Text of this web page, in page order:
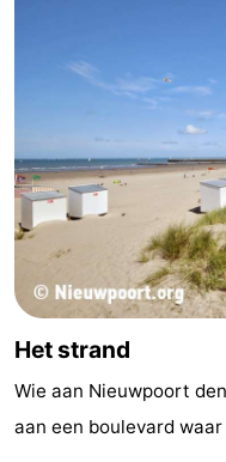
Binnenspeeltuinen
Minigolfbanen
Wellness
centra
Dorpen
&
Steden
Natuur
Sporten
-
Het strand
Wie aan Nieuwpoort
aan een boulevard